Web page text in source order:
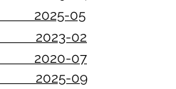
02
2020-07
05
09